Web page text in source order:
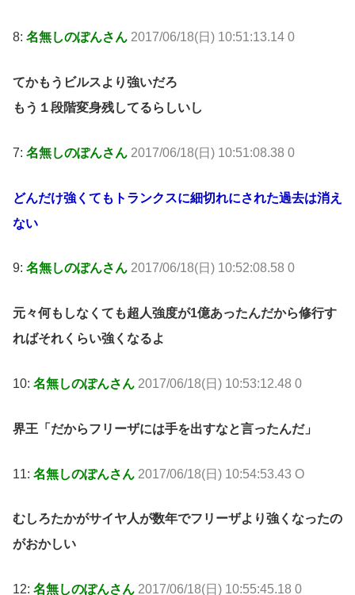
8: 名無しのぽんさん 2017/06/18(日) 10:51:13.14 0
てかもうビルスより強いだろ
もう１段階変身残してるらしいし
7: 名無しのぽんさん 2017/06/18(日) 10:51:08.38 0
どんだけ強くてもトランクスに細切れにされた過去は消え
ない
9: 名無しのぽんさん 2017/06/18(日) 10:52:08.58 0
元々何もしなくても超人強度が1億あったんだから修行す
ればそれくらい強くなるよ
10: 名無しのぽんさん 2017/06/18(日) 10:53:12.48 0
界王「だからフリーザには手を出すなと言ったんだ」
11: 名無しのぽんさん 2017/06/18(日) 10:54:53.43 O
むしろたかがサイヤ人が数年でフリーザより強くなったの
がおかしい
12: 名無しのぽんさん 2017/06/18(日) 10:55:45.18 0